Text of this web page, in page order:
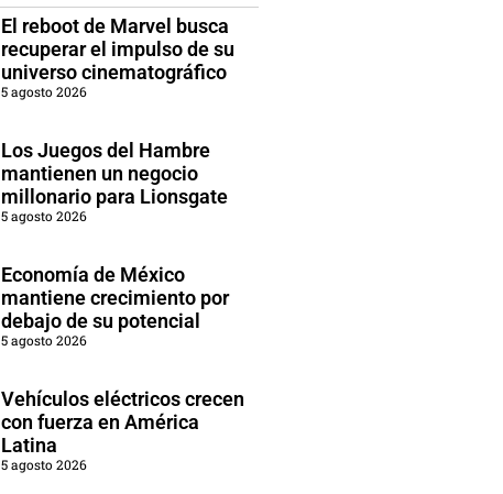
El reboot de Marvel busca
recuperar el impulso de su
universo cinematográfico
5 agosto 2026
Los Juegos del Hambre
mantienen un negocio
millonario para Lionsgate
5 agosto 2026
Economía de México
mantiene crecimiento por
debajo de su potencial
5 agosto 2026
Vehículos eléctricos crecen
con fuerza en América
Latina
5 agosto 2026